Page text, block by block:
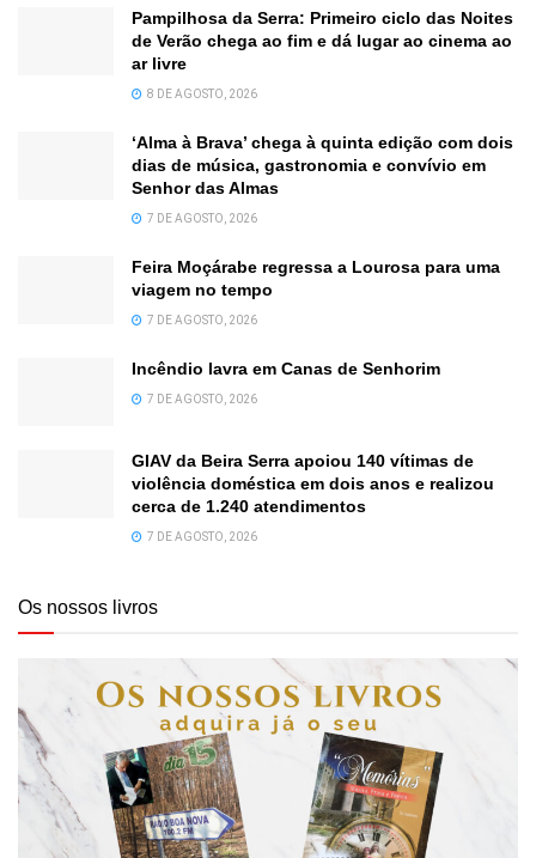
Pampilhosa da Serra: Primeiro ciclo das Noites
de Verão chega ao fim e dá lugar ao cinema ao
ar livre
8 DE AGOSTO, 2026
‘Alma à Brava’ chega à quinta edição com dois
dias de música, gastronomia e convívio em
Senhor das Almas
7 DE AGOSTO, 2026
Feira Moçárabe regressa a Lourosa para uma
viagem no tempo
7 DE AGOSTO, 2026
Incêndio lavra em Canas de Senhorim
7 DE AGOSTO, 2026
GIAV da Beira Serra apoiou 140 vítimas de
violência doméstica em dois anos e realizou
cerca de 1.240 atendimentos
7 DE AGOSTO, 2026
Os nossos livros